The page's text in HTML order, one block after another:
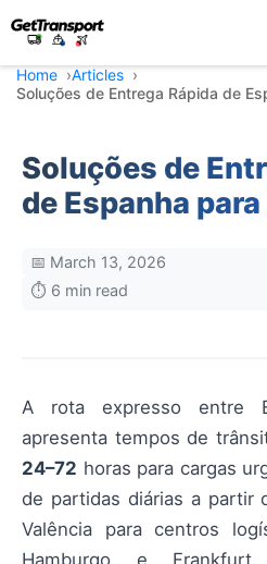
Home
Articles
Soluções de Entrega Rápida de
Soluções de
de Espanha
📅 March 13, 2026
⏱️ 6 min read
A rota expresso entre
apresenta tempos de
24–72 horas para cargas
de partidas diárias a partir
Valência para centros
Hamburgo e